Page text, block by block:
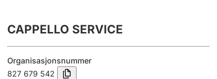
Innsending og forsinkelsesgebyr
CAPPELLO SERVICE
Organisasjonsnummer
827 679 542